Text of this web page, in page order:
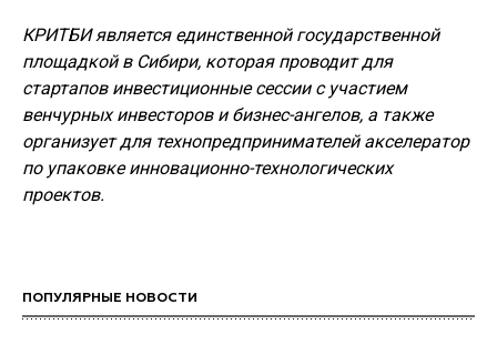
КРИТБИ является единственной государственной
площадкой в Сибири, которая проводит для
стартапов инвестиционные сессии с участием
венчурных инвесторов и бизнес-ангелов, а также
организует для технопредпринимателей акселератор
по упаковке инновационно-технологических
проектов.
ПОПУЛЯРНЫЕ НОВОСТИ